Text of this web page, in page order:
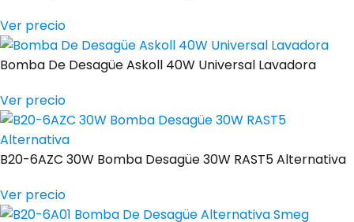
Ver precio
Bomba De Desagüe Askoll 40W Universal Lavadora
Ver precio
B20-6AZC 30W Bomba Desagüe 30W RAST5 Alternativa
Ver precio